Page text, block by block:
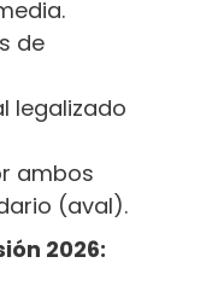
de
legalizado
ambos
(aval).
2026: